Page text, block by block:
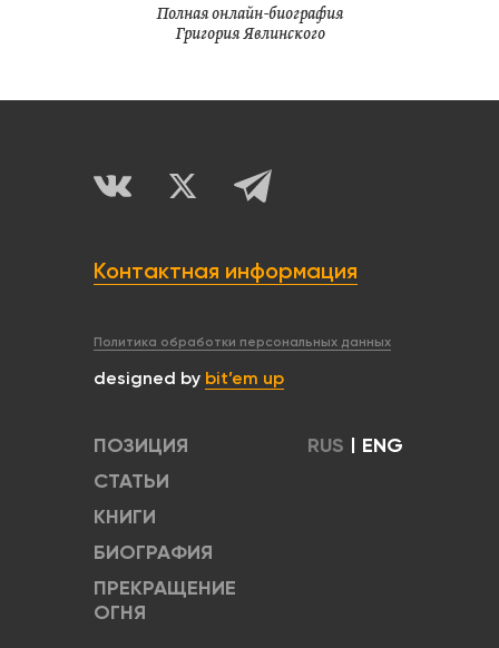
Полная онлайн-биография
Григория Явлинского
Контактная информация
Политика обработки персональных данных
designed by bit’em up
ПОЗИЦИЯ
СТАТЬИ
КНИГИ
БИОГРАФИЯ
ПРЕКРАЩЕНИЕ
ОГНЯ
RUS | ENG